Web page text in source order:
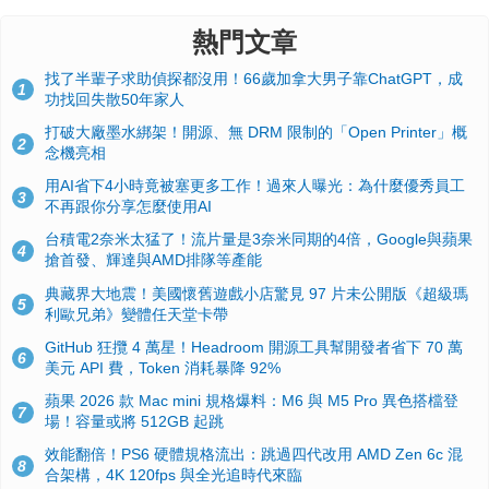
熱門文章
1
找了半輩子求助偵探都沒用！66歲加拿大男子靠ChatGPT，成
功找回失散50年家人
2
打破大廠墨水綁架！開源、無 DRM 限制的「Open Printer」概
念機亮相
3
用AI省下4小時竟被塞更多工作！過來人曝光：為什麼優秀員工
不再跟你分享怎麼使用AI
4
台積電2奈米太猛了！流片量是3奈米同期的4倍，Google與蘋果
搶首發、輝達與AMD排隊等產能
5
典藏界大地震！美國懷舊遊戲小店驚見 97 片未公開版《超級瑪
利歐兄弟》變體任天堂卡帶
6
GitHub 狂攬 4 萬星！Headroom 開源工具幫開發者省下 70 萬
美元 API 費，Token 消耗暴降 92%
7
蘋果 2026 款 Mac mini 規格爆料：M6 與 M5 Pro 異色搭檔登
場！容量或將 512GB 起跳
8
效能翻倍！PS6 硬體規格流出：跳過四代改用 AMD Zen 6c 混
合架構，4K 120fps 與全光追時代來臨